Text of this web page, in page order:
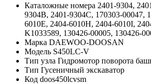
Каталожные номера 2401-9304,
9304B, 2401-9304C, 170303-00047,
6010E, 2404-6010H, 2404-6010I,
K1033589, 130426-00005, 130426-
Марка DAEWOO-DOOSAN
Модель S450LC-V
Тип узла Гидромотор поворота
Тип Гусеничный экскаватор
Код doos450lcvsm